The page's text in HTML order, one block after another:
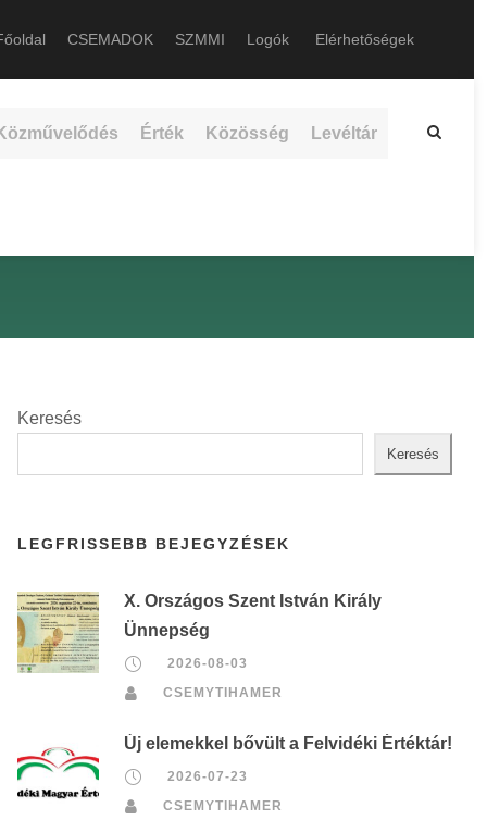
CSEMADOK SZMMI Logók Elérhetőségek
Érték Közösség Levéltár
Keresés
Keresés
LEGFRISSEBB BEJEGYZÉSEK
X. Országos Szent István Király
Ünnepség
2026-08-03
CSEMYTIHAMER
Új elemekkel bővült a Felvidéki Értéktár!
2026-07-23
CSEMYTIHAMER